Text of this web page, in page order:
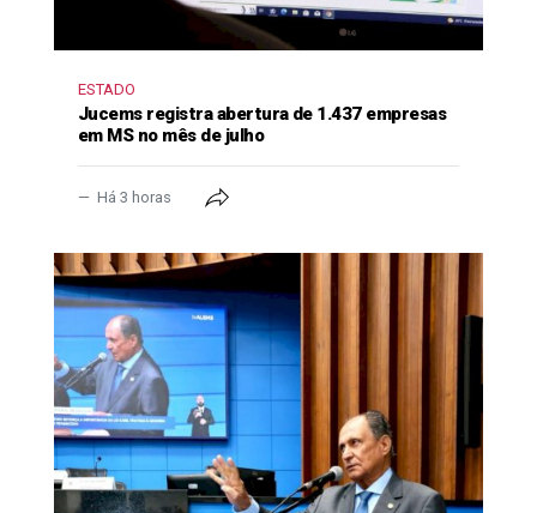
ESTADO
Jucems registra abertura de 1.437 empresas
em MS no mês de julho
Há 3 horas